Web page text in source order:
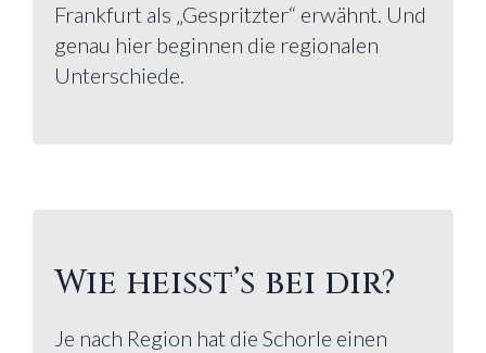
Frankfurt als „Gespritzter“ erwähnt. Und
genau hier beginnen die regionalen
Unterschiede.
Wie heißt’s bei dir?
Je nach Region hat die Schorle einen